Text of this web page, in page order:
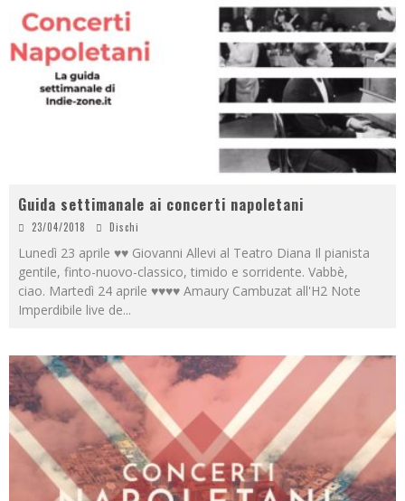
Guida settimanale ai concerti napoletani
23/04/2018 Dischi
Lunedì 23 aprile ♥♥ Giovanni Allevi al Teatro Diana Il pianista
gentile, finto-nuovo-classico, timido e sorridente. Vabbè,
ciao. Martedì 24 aprile ♥♥♥♥ Amaury Cambuzat all'H2 Note
Imperdibile live de...